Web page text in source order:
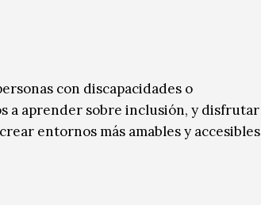
con discapacidades o
a aprender sobre inclusión, y disfrutar
entornos más amables y accesibles